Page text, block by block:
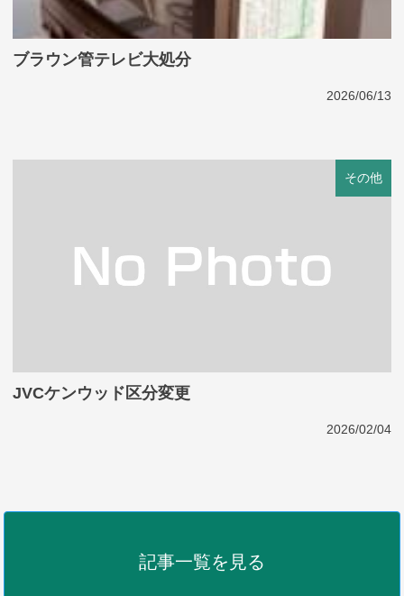
ブラウン管テレビ大処分
2026/06/13
その他
JVCケンウッド区分変更
2026/02/04
記事一覧を見る